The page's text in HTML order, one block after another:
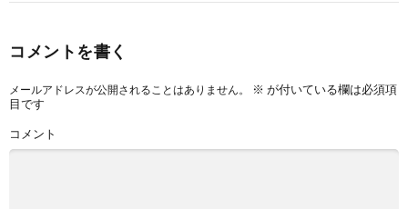
コメントを書く
メールアドレスが公開されることはありません。 ※ が付いている欄は必須項
目です
コメント